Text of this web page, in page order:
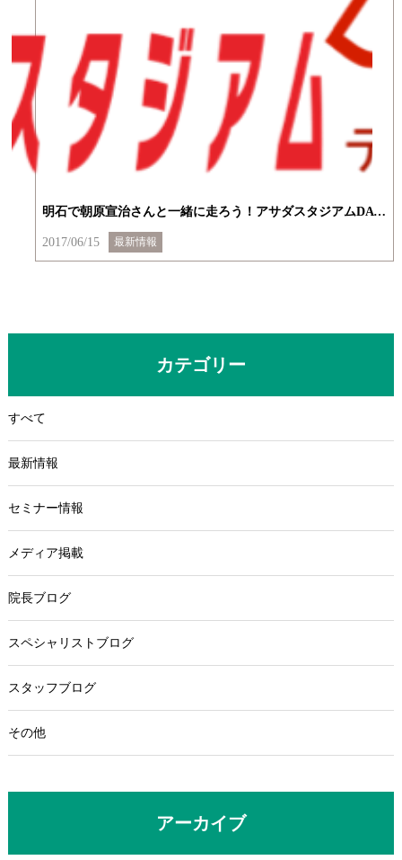
カテゴリー
すべて
最新情報
セミナー情報
メディア掲載
院長ブログ
スペシャリストブログ
スタッフブログ
その他
アーカイブ
明石で朝原宣治さんと一緒に走ろう！アサダスタジアムDAY！
2017/06/15 最新情報